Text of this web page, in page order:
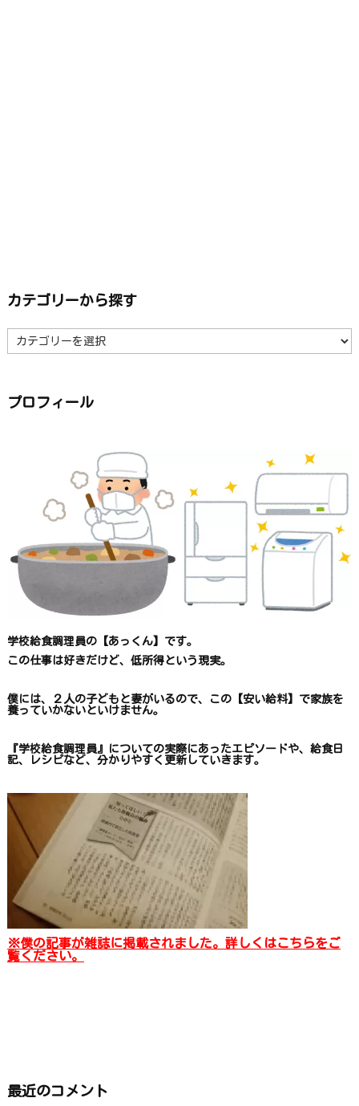
カテゴリーから探す
テ
ゴ
ら
探
プロフィール
学校給食調理員の【あっくん】です。
この仕事は好きだけど、 低所得という現実。
僕には、２人の子どもと妻がいるので、 この【安い給料】で家族を
養っていかないといけません。
『学校給食調理員』についての実際にあったエピソードや、 給食日
記、レシピなど、 分かりやすく更新していきます。
※僕の記事が雑誌に掲載されました。詳しくはこちらをご
覧ください。
最近のコメント